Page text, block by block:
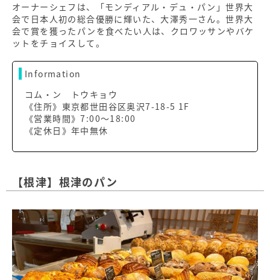
オーナーシェフは、「モンディアル・デュ・パン」世界大
会で日本人初の総合優勝に輝いた、大澤秀一さん。世界大
会で賞を獲ったパンを食べたい人は、クロワッサンやバケ
ットをチョイスして。
Information
コム・ン トウキョウ
《住所》東京都世田谷区奥沢7-18-5 1F
《営業時間》7:00～18:00
《定休日》年中無休
【根津】根津のパン